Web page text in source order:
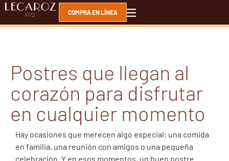
COMPRA EN LÍNEA
Postres que llegan al
corazón para disfrutar
en cualquier momento
Hay ocasiones que merecen algo especial: una comida
en familia, una reunión con amigos o una pequeña
celebración. Y en esos momentos, un buen postre